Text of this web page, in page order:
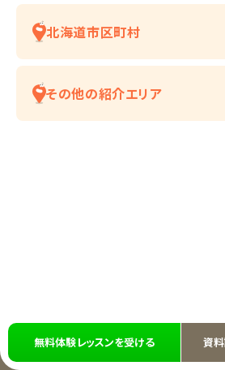
北海道市区町村
その他の紹介エリア
無料体験レッスンを受ける 資